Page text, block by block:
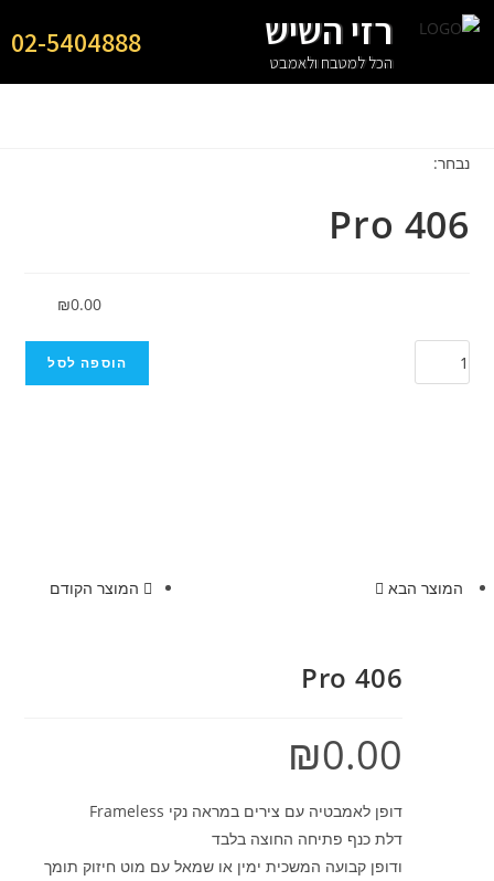
רזי השיש
הכל למטבח ולאמבט
02-5404888
נבחר:
Pro 406
₪0.00
הוספה לסל
המוצר הקודם המוצר הבא
Pro 406
₪0.00
דופן לאמבטיה עם צירים במראה נקי Frameless
דלת כנף פתיחה החוצה בלבד
ודופן קבועה המשכית ימין או שמאל עם מוט חיזוק תומך